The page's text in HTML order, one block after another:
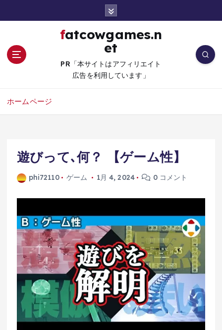
fatcowgames.n
et
PR「本サイトはアフィリエイト
広告を利用しています」
ホームページ
遊びって､何？ 【ゲーム性】
phi72110 ゲーム 1月 4, 2024 0 コメント